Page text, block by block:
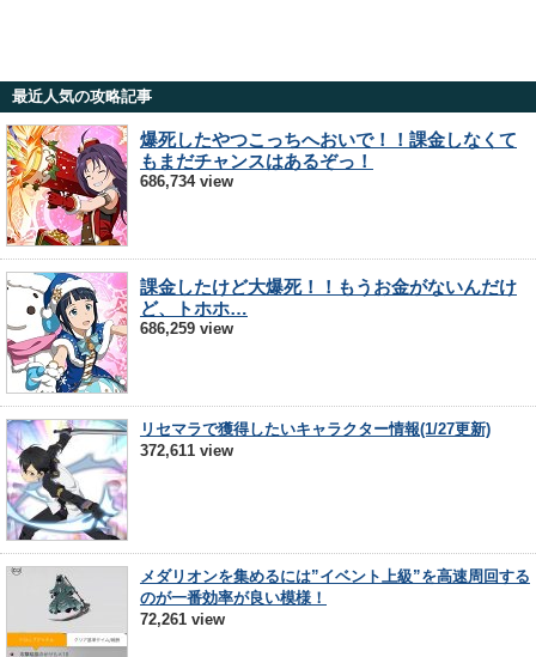
最近人気の攻略記事
爆死したやつこっちへおいで！！課金しなくて
もまだチャンスはあるぞっ！
686,734 view
課金したけど大爆死！！もうお金がないんだけ
ど、トホホ…
686,259 view
リセマラで獲得したいキャラクター情報(1/27更新)
372,611 view
メダリオンを集めるには”イベント上級”を高速周回する
のが一番効率が良い模様！
72,261 view